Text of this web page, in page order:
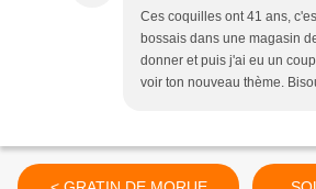
Ces coquilles ont 41 ans,
bossais dans une magasin
donner et puis j'ai eu un
voir ton nouveau thème.